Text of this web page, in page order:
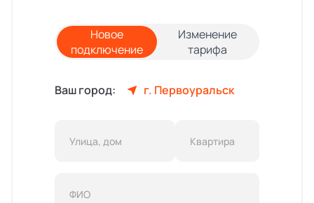
Новое
подключение
Изменение
тарифа
Ваш город: г. Первоуральск